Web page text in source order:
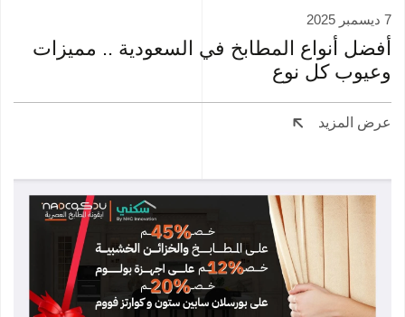
7 ديسمبر 2025
أفضل أنواع المطابخ في السعودية .. مميزات
وعيوب كل نوع
عرض المزيد